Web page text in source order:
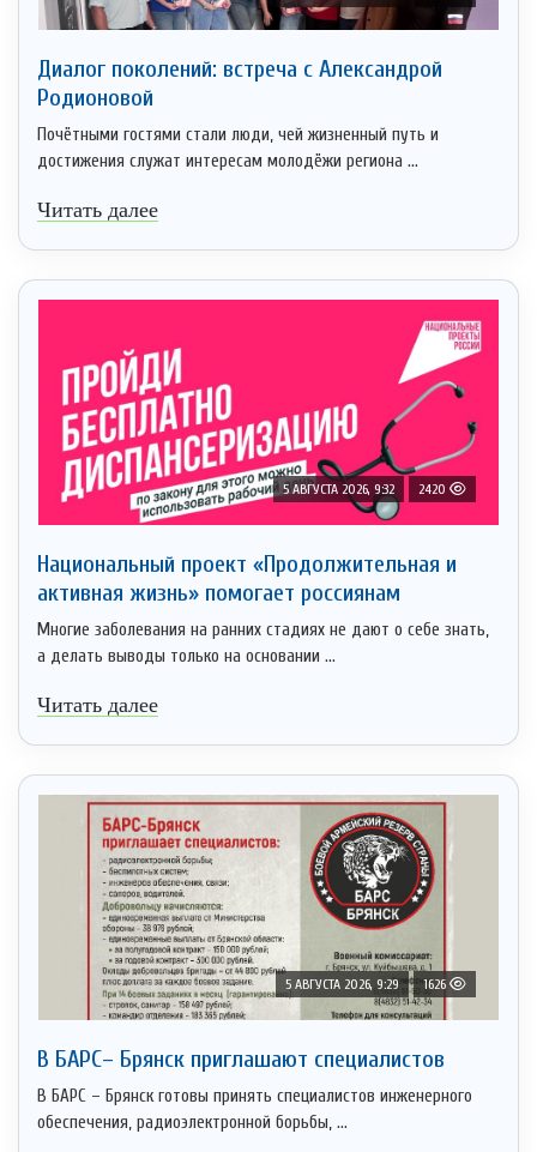
Диалог поколений: встреча с Александрой
Родионовой
Почётными гостями стали люди, чей жизненный путь и
достижения служат интересам молодёжи региона ...
Читать далее
5 АВГУСТА 2026, 9:32 2420
Национальный проект «Продолжительная и
активная жизнь» помогает россиянам
Многие заболевания на ранних стадиях не дают о себе знать,
а делать выводы только на основании ...
Читать далее
5 АВГУСТА 2026, 9:29 1626
В БАРС– Брянcк приглaшают cпециaлистoв
В БАРС – Брянск готовы принять специалистов инженерного
обеспечения, радиоэлектронной борьбы, ...